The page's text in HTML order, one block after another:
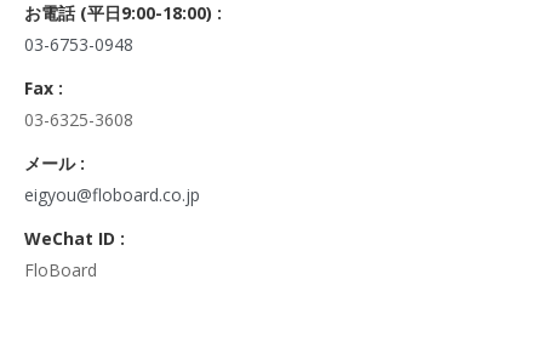
株式会社FloBoard 個人情報問合せ窓口
〒101-0031 東京都千代田区東神田二丁目7番4-305
メールアドレス: info@floboard.co.jp TEL: 03-6753-0948
ールデンウィークを除く)
6. 個人情報における任意性について
個人情報のご提供は、ご本人の任意です。ただし、必須項目を
ご入力頂けない場合は本フォームをご利用頂けませんので、ご
了承ください。
お電話 (平日9:00-18:00) :
03-6753-0948
Fax :
03-6325-3608
メール :
eigyou@floboard.co.jp
WeChat ID :
FloBoard